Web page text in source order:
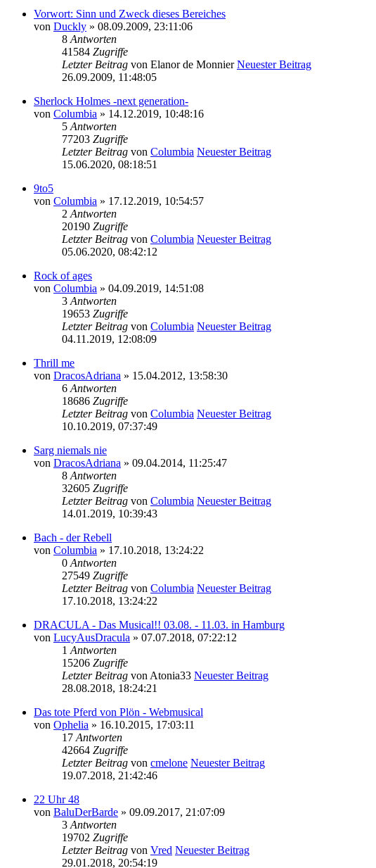
Vorwort: Sinn und Zweck dieses Bereiches
von Duckly » 08.09.2009, 23:11:06
8 Antworten
41584 Zugriffe
Letzter Beitrag von Elanor de Monnier Neuester Beitrag
26.09.2009, 11:48:05
Sherlock Holmes -next generation-
von Columbia » 14.12.2019, 10:48:16
5 Antworten
77203 Zugriffe
Letzter Beitrag von Columbia Neuester Beitrag
15.06.2020, 08:18:51
9to5
von Columbia » 17.12.2019, 10:54:57
2 Antworten
20190 Zugriffe
Letzter Beitrag von Columbia Neuester Beitrag
05.06.2020, 08:42:12
Rock of ages
von Columbia » 04.09.2019, 14:51:08
3 Antworten
19653 Zugriffe
Letzter Beitrag von Columbia Neuester Beitrag
04.11.2019, 12:08:09
Thrill me
von DracosAdriana » 15.04.2012, 13:58:30
6 Antworten
18686 Zugriffe
Letzter Beitrag von Columbia Neuester Beitrag
10.10.2019, 07:37:49
Sarg niemals nie
von DracosAdriana » 09.04.2014, 11:25:47
8 Antworten
32605 Zugriffe
Letzter Beitrag von Columbia Neuester Beitrag
14.01.2019, 10:39:43
Bach - der Rebell
von Columbia » 17.10.2018, 13:24:22
0 Antworten
27549 Zugriffe
Letzter Beitrag von Columbia Neuester Beitrag
17.10.2018, 13:24:22
DRACULA - Das Musical!! 03.08. - 11.03. in Hamburg
von LucyAusDracula » 07.07.2018, 07:22:12
1 Antworten
15206 Zugriffe
Letzter Beitrag von Atonia33 Neuester Beitrag
28.08.2018, 18:24:21
Das tote Pferd von Plön - Webmusical
von Ophelia » 16.10.2015, 17:03:11
17 Antworten
42664 Zugriffe
Letzter Beitrag von cmelone Neuester Beitrag
19.07.2018, 21:42:46
22 Uhr 48
von BaluDerBarde » 09.09.2017, 21:07:09
3 Antworten
19702 Zugriffe
Letzter Beitrag von Vred Neuester Beitrag
29.01.2018, 20:54:19